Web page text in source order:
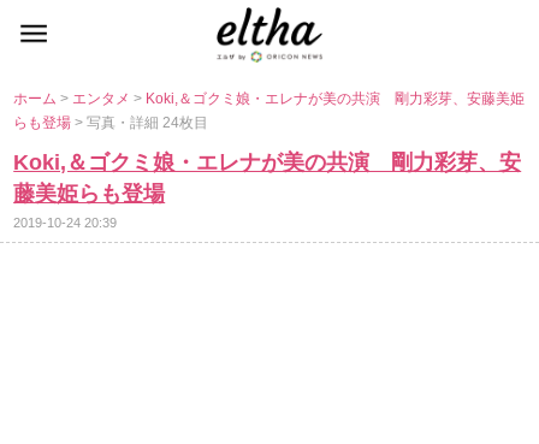
ホーム> エンタメ> Koki,＆ゴクミ娘・エレナが美の共演 剛力彩芽、安藤美姫
らも登場> 写真・詳細 24枚目
Koki,＆ゴクミ娘・エレナが美の共演 剛力彩芽、安
藤美姫らも登場
2019-10-24 20:39